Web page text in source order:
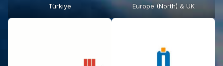
Türkiye Europe (North) & UK